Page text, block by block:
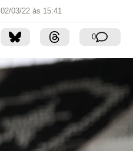
02/03/22 às 15:41
0